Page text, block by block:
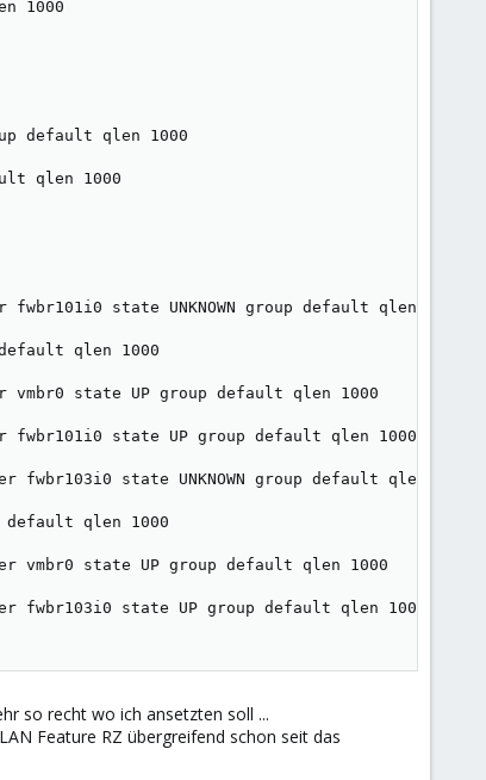
1000
default qlen 1000
qlen 1000
fwbr101i0 state UNKNOWN group default qlen 1000
default qlen 1000
vmbr0 state UP group default qlen 1000
fwbr101i0 state UP group default qlen 1000
fwbr103i0 state UNKNOWN group default qlen 1000
default qlen 1000
vmbr0 state UP group default qlen 1000
fwbr103i0 state UP group default qlen 1000
so recht wo ich ansetzten soll ...
Feature RZ übergreifend schon seit das